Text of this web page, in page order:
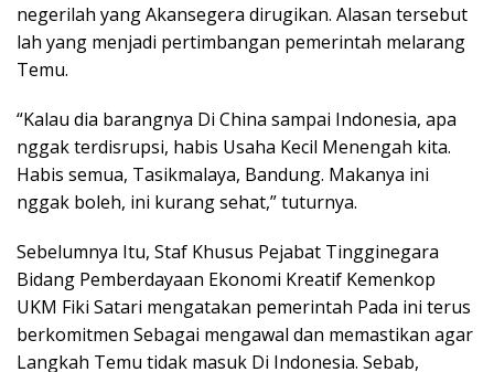
negerilah yang Akansegera dirugikan. Alasan tersebut
lah yang menjadi pertimbangan pemerintah melarang
Temu.
“Kalau dia barangnya Di China sampai Indonesia, apa
nggak terdisrupsi, habis Usaha Kecil Menengah kita.
Habis semua, Tasikmalaya, Bandung. Makanya ini
nggak boleh, ini kurang sehat,” tuturnya.
Sebelumnya Itu, Staf Khusus Pejabat Tingginegara
Bidang Pemberdayaan Ekonomi Kreatif Kemenkop
UKM Fiki Satari mengatakan pemerintah Pada ini terus
berkomitmen Sebagai mengawal dan memastikan agar
Langkah Temu tidak masuk Di Indonesia. Sebab,